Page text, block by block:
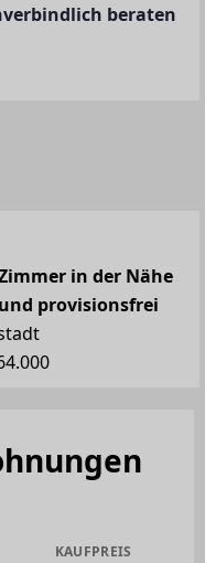
beraten
in der Nähe
provisionsfrei
KAUFPREIS